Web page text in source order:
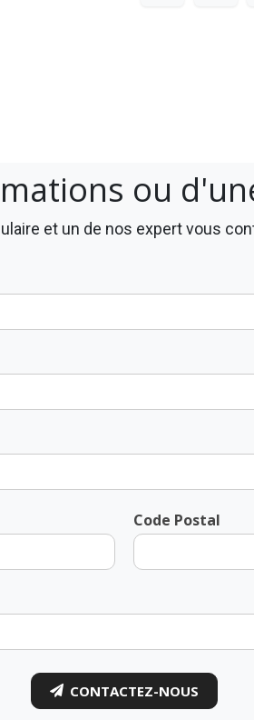
ou
et un de nos expert vous
Code Postal
CONTACTEZ-NOUS